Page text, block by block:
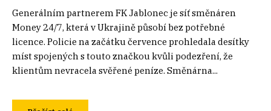
Generálním partnerem FK Jablonec je síť směnáren
Money 24/7, která v Ukrajině působí bez potřebné
licence. Policie na začátku července prohledala desítky
míst spojených s touto značkou kvůli podezření, že
klientům nevracela svěřené peníze. Směnárna...